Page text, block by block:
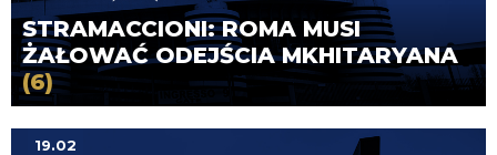
STRAMACCIONI: ROMA MUSI
ŻAŁOWAĆ ODEJŚCIA MKHITARYANA
(6)
19.02